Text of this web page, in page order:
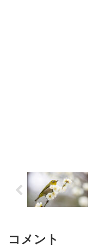
コメント